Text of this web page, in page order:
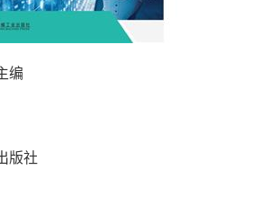
编
版社